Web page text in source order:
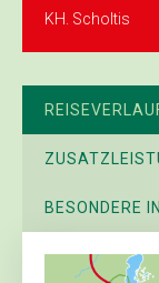
KH. Scholtis
BESONDERE